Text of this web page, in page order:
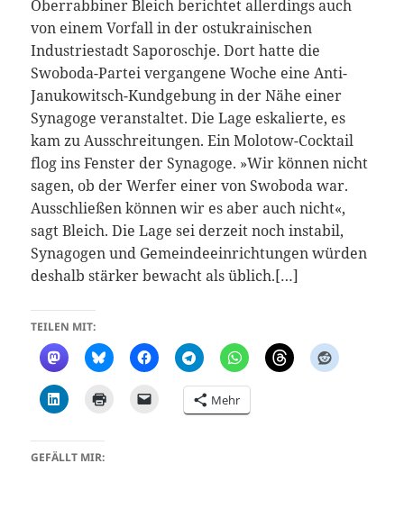
Oberrabbiner Bleich berichtet allerdings auch
von einem Vorfall in der ostukrainischen
Industriestadt Saporoschje. Dort hatte die
Swoboda-Partei vergangene Woche eine Anti-
Janukowitsch-Kundgebung in der Nähe einer
Synagoge veranstaltet. Die Lage eskalierte, es
kam zu Ausschreitungen. Ein Molotow-Cocktail
flog ins Fenster der Synagoge. »Wir können nicht
sagen, ob der Werfer einer von Swoboda war.
Ausschließen können wir es aber auch nicht«,
sagt Bleich. Die Lage sei derzeit noch instabil,
Synagogen und Gemeindeeinrichtungen würden
deshalb stärker bewacht als üblich.[…]
TEILEN MIT:
Mehr
GEFÄLLT MIR: